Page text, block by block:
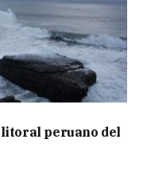
peruano del